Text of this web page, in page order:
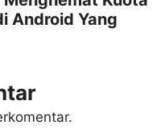
Android Yang